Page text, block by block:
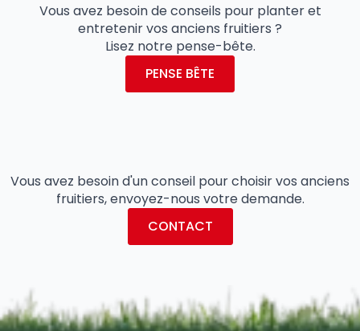
Vous avez besoin de conseils pour planter et
entretenir vos anciens fruitiers ?
Lisez notre pense-bête.
PENSE BÊTE
Vous avez besoin d'un conseil pour choisir vos anciens
fruitiers, envoyez-nous votre demande.
CONTACT